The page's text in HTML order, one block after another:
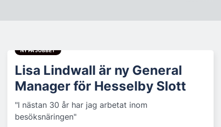
NY PÅ JOBBET
Lisa Lindwall är ny General
Manager för Hesselby Slott
"I nästan 30 år har jag arbetat inom
besöksnäringen"